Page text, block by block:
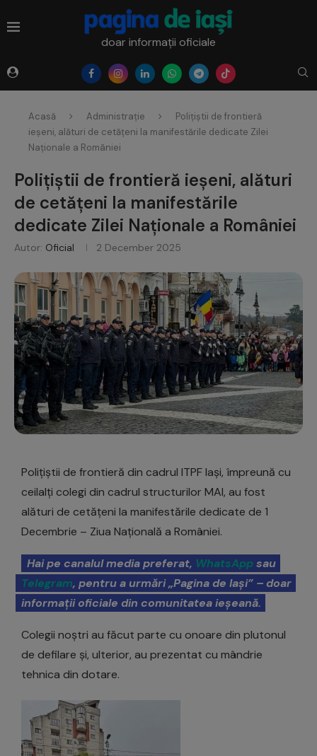
doar informații oficiale
Acasă Administrație
Polițiștii de frontieră
ieșeni, alături de cetățeni la manifestările dedicate Zilei
Naționale a României
Polițiștii de frontieră ieșeni, alături
de cetățeni la manifestările
dedicate Zilei Naționale a României
Autor: Oficial 2 December 2025
Polițiștii de frontieră din cadrul ITPF Iași, împreună cu
ceilalți colegi din cadrul structurilor MAI, au fost
alături de cetățeni la manifestările dedicate de 1
Decembrie – Ziua Națională a României.
Hai pe canalul media preferat, WhatsAppsau
Telegram, pentru a urmări „Pagina de Iași” – doar
informații oficiale din comunitatea ieșeană.
Colegii noștri au făcut parte cu onoare din plutonul
de defilare și, ulterior, au prezentat cu mândrie
tehnica din dotare.